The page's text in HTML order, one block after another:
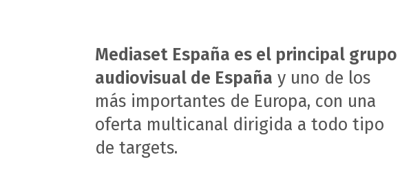
Mediaset España es el principal grupo
audiovisual de España y uno de los
más importantes de Europa, con una
oferta multicanal dirigida a todo tipo
de targets.